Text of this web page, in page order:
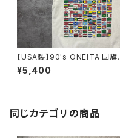
【USA製】90's ONEITA 国旗
総柄 バックプリント シングル
ステッチ ホワイト 白 Tシャ
¥5,400
同じカテゴリの商品